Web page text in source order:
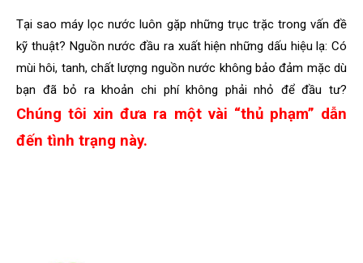
Tại sao máy lọc nước luôn gặp những trục trặc trong vấn đề
kỹ thuật? Nguồn nước đầu ra xuất hiện những dấu hiệu lạ: Có
mùi hôi, tanh, chất lượng nguồn nước không bảo đảm mặc dù
bạn đã bỏ ra khoản chi phí không phải nhỏ để đầu tư?
Chúng tôi xin đưa ra một vài “thủ phạm” dẫn
đến tình trạng này.